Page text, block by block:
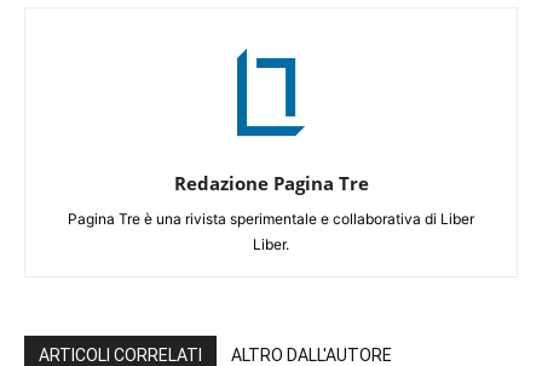
Redazione Pagina Tre
Pagina Tre è una rivista sperimentale e collaborativa di Liber
Liber.
ARTICOLI CORRELATI ALTRO DALL'AUTORE